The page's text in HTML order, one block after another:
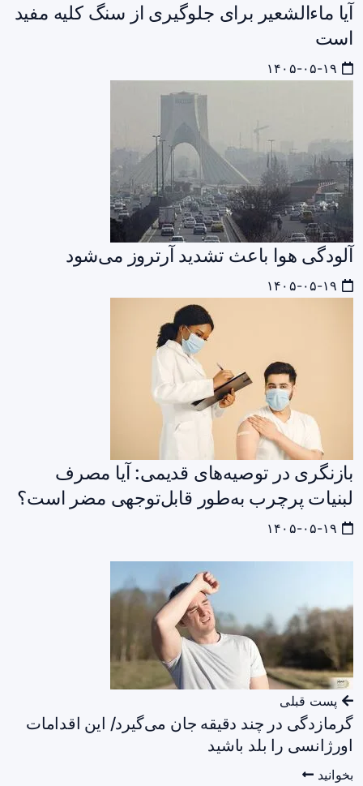
آیا ماءالشعیر برای جلوگیری از سنگ کلیه مفید
است
آلودگی هوا باعث تشدید آرتروز می‌شود
بازنگری در توصیه‌های قدیمی: آیا مصرف
لبنیات پرچرب به‌طور قابل‌توجهی مضر است؟
پست قبلی
گرمازدگی در چند دقیقه جان می‌گیرد/ این اقدامات
اورژانسی را بلد باشید
بخوانید